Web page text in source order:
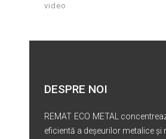
video
DESPRE NOI
REMAT ECO METAL
eficientă a deșeurilor metalice și